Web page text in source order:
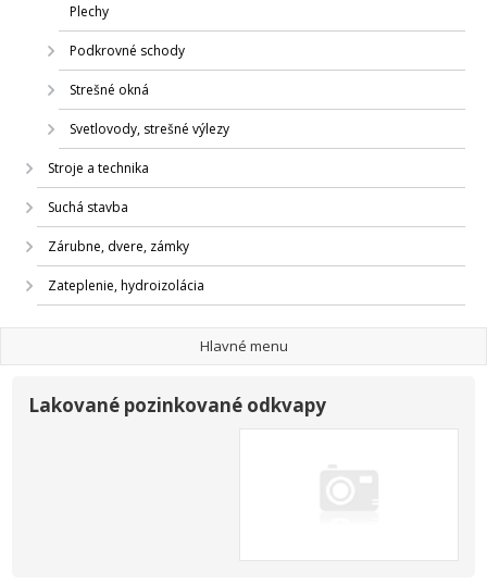
Plechy
Podkrovné schody
Strešné okná
Svetlovody, strešné výlezy
Stroje a technika
Suchá stavba
Zárubne, dvere, zámky
Zateplenie, hydroizolácia
Hlavné menu
Lakované pozinkované odkvapy